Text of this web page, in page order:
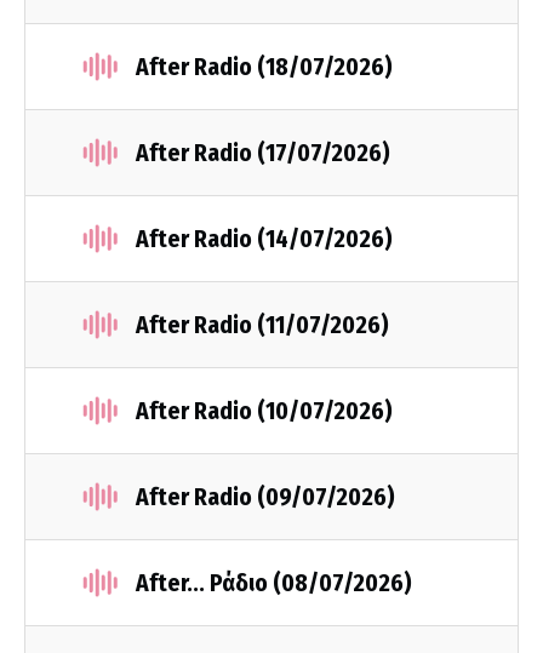
After Radio (18/07/2026)
After Radio (17/07/2026)
After Radio (14/07/2026)
After Radio (11/07/2026)
After Radio (10/07/2026)
After Radio (09/07/2026)
After... Ράδιο (08/07/2026)